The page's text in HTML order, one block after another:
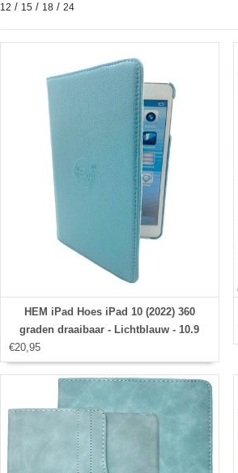
12 / 15 / 18/ 24
HEM iPad Hoes iPad 10 (2022) 360
graden draaibaar - Lichtblauw - 10.9
€20,95